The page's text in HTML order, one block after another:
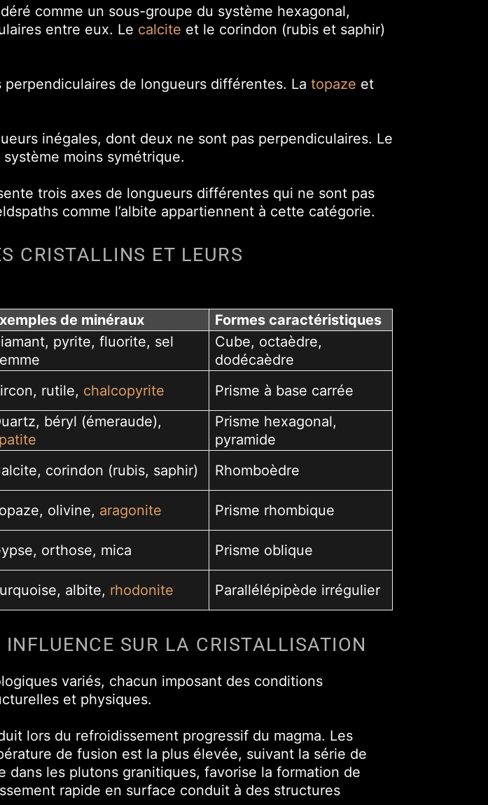
comme un sous-groupe du système hexagonal,
entre eux. Le calcite et le corindon (rubis et saphir)
de longueurs différentes. La topaze et
inégales, dont deux ne sont pas perpendiculaires. Le
moins symétrique.
trois axes de longueurs différentes qui ne sont pas
comme l’albite appartiennent à cette catégorie.
CRISTALLINS ET LEURS
de minéraux
Formes caractéristiques
pyrite, fluorite, sel
Cube, octaèdre,
dodécaèdre
rutile, chalcopyrite Prisme à base carrée
béryl (émeraude),
Prisme hexagonal,
pyramide
corindon (rubis, saphir) Rhomboèdre
olivine, aragonite Prisme rhombique
orthose, mica Prisme oblique
albite, rhodonite Parallélépipède irrégulier
SUR LA CRISTALLISATION
variés, chacun imposant des conditions
et physiques.
lors du refroidissement progressif du magma. Les
de fusion est la plus élevée, suivant la série de
les plutons granitiques, favorise la formation de
rapide en surface conduit à des structures